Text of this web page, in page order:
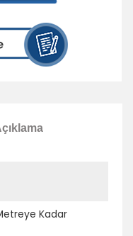
Açıklama
Kadar